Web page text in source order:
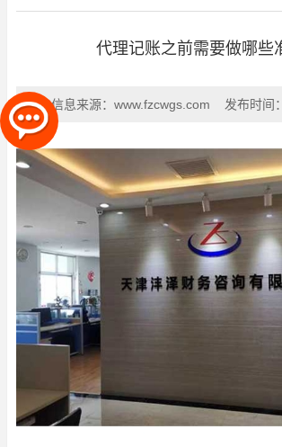
代理记账之前需要做哪些
信息来源： www.fzcwgs.com 发布时间：